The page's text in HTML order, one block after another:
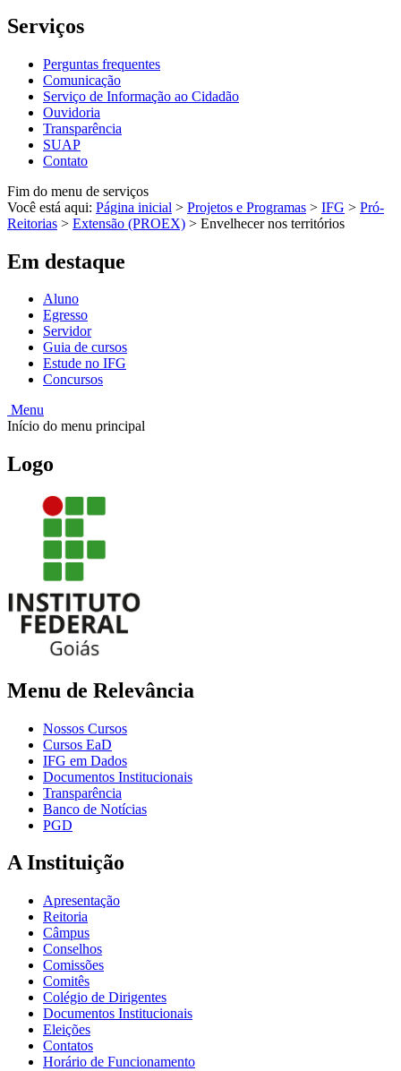
Serviços
Perguntas frequentes
Comunicação
Serviço de Informação ao Cidadão
Ouvidoria
Transparência
SUAP
Contato
Fim do menu de serviços
Você está aqui: Página inicial > Projetos e Programas > IFG > Pró-
Reitorias > Extensão (PROEX) > Envelhecer nos territórios
Em destaque
Aluno
Egresso
Servidor
Guia de cursos
Estude no IFG
Concursos
Menu
Início do menu principal
Logo
Menu de Relevância
Nossos Cursos
Cursos EaD
IFG em Dados
Documentos Institucionais
Transparência
Banco de Notícias
PGD
A Instituição
Apresentação
Reitoria
Câmpus
Conselhos
Comissões
Comitês
Colégio de Dirigentes
Documentos Institucionais
Eleições
Contatos
Horário de Funcionamento